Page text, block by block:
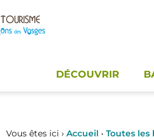
DÉCOUVRIR
Vous êtes ici › Accueil • Toutes les